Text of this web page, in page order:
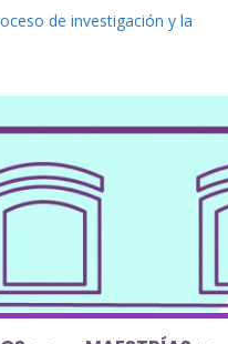
de investigación y la
Finales | Agosto 2026
no clásicas desde una